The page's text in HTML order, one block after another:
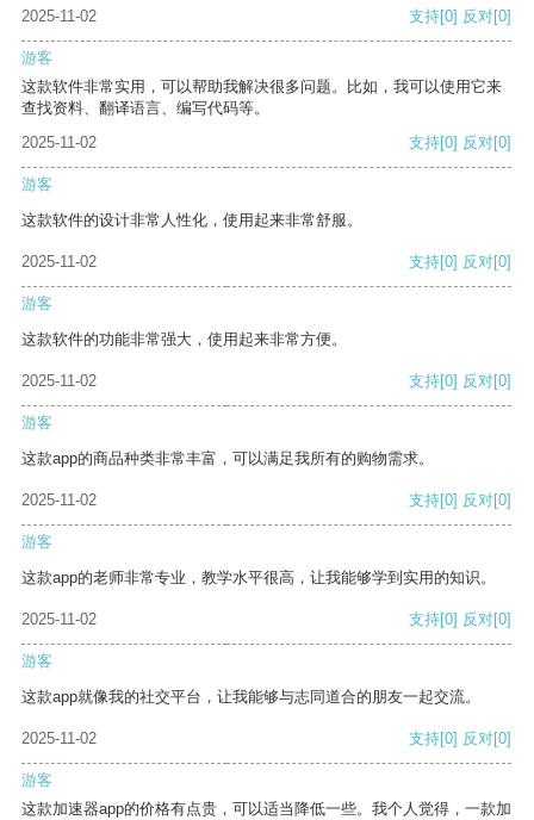
2025-11-02 支持[0] 反对[0]
游客
这款软件非常实用，可以帮助我解决很多问题。比如，我可以使用它来
查找资料、翻译语言、编写代码等。
2025-11-02
支持[0] 反对[0]
游客
这款软件的设计非常人性化，使用起来非常舒服。
2025-11-02 支持[0] 反对[0]
游客
这款软件的功能非常强大，使用起来非常方便。
2025-11-02 支持[0] 反对[0]
游客
这款app的商品种类非常丰富，可以满足我所有的购物需求。
2025-11-02 支持[0] 反对[0]
游客
这款app的老师非常专业，教学水平很高，让我能够学到实用的知识。
2025-11-02 支持[0] 反对[0]
游客
这款app就像我的社交平台，让我能够与志同道合的朋友一起交流。
2025-11-02 支持[0] 反对[0]
游客
这款加速器app的价格有点贵，可以适当降低一些。我个人觉得，一款加